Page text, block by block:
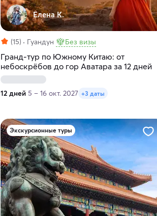
Елена К.
(15) Гуандун Без визы
Гранд-тур по Южному Китаю: от
небоскрёбов до гор Аватара за 12 дней
12 дней 5 – 16 окт. 2027 +3 даты
Экскурсионные туры